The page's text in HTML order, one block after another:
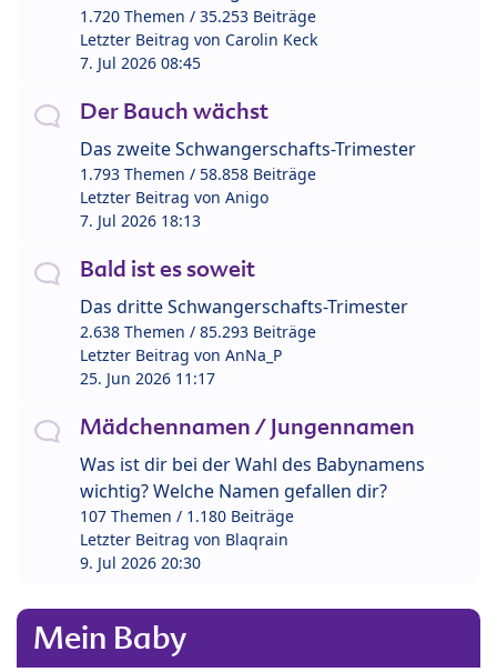
1.720 Themen / 35.253 Beiträge
Letzter Beitrag von Carolin Keck
7. Jul 2026 08:45
Der Bauch wächst
Das zweite Schwangerschafts-Trimester
1.793 Themen / 58.858 Beiträge
Letzter Beitrag von Anigo
7. Jul 2026 18:13
Bald ist es soweit
Das dritte Schwangerschafts-Trimester
2.638 Themen / 85.293 Beiträge
Letzter Beitrag von AnNa_P
25. Jun 2026 11:17
Mädchennamen / Jungennamen
Was ist dir bei der Wahl des Babynamens
wichtig? Welche Namen gefallen dir?
107 Themen / 1.180 Beiträge
Letzter Beitrag von Blaqrain
9. Jul 2026 20:30
Mein Baby